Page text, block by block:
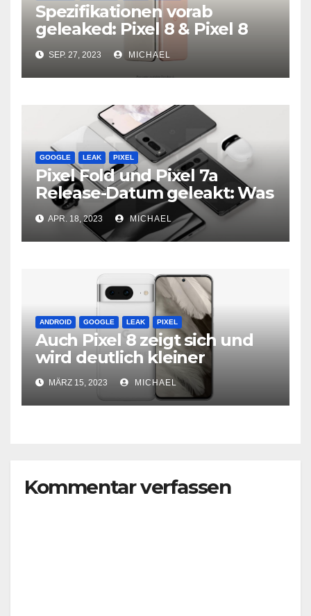
Spezifikationen vorab
geleaked: Pixel 8 & Pixel 8
Pro
SEP. 27, 2023 MICHAEL
GOOGLE LEAK PIXEL
Pixel Fold und Pixel 7a
Release-Datum geleakt: Was
wir wissen
APR. 18, 2023 MICHAEL
ANDROID GOOGLE LEAK PIXEL
Auch Pixel 8 zeigt sich und
wird deutlich kleiner
MÄRZ 15, 2023 MICHAEL
Kommentar verfassen